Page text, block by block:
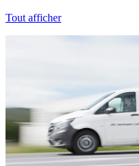
Tout afficher